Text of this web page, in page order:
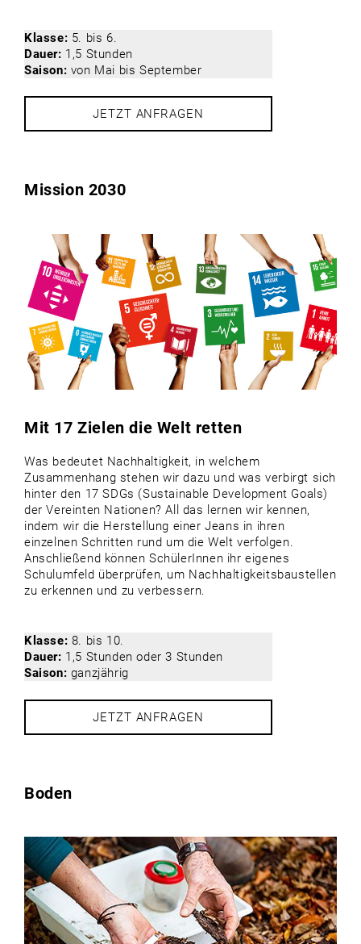
Klasse: 5. bis 6.
Dauer: 1,5 Stunden
Saison: von Mai bis September
JETZT ANFRAGEN
Mission 2030
Mit 17 Zielen die Welt retten
Was bedeutet Nachhaltigkeit, in welchem
Zusammenhang stehen wir dazu und was verbirgt sich
hinter den 17 SDGs (Sustainable Development Goals)
der Vereinten Nationen? All das lernen wir kennen,
indem wir die Herstellung einer Jeans in ihren
einzelnen Schritten rund um die Welt verfolgen.
Anschließend können SchülerInnen ihr eigenes
Schulumfeld überprüfen, um Nachhaltigkeitsbaustellen
zu erkennen und zu verbessern.
Klasse: 8. bis 10.
Dauer: 1,5 Stunden oder 3 Stunden
Saison: ganzjährig
JETZT ANFRAGEN
Boden